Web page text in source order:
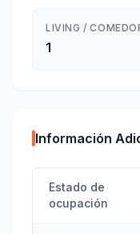
LIVING /
1
Información
Estado de
ocupación